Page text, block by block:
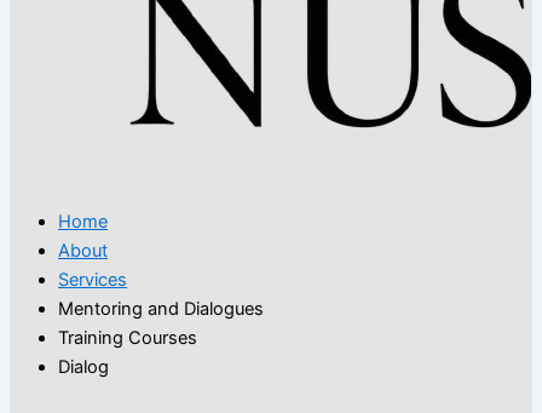
Home
About
Services
Mentoring and Dialogues
Training Courses
Dialog